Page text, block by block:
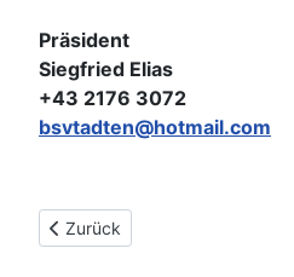
Präsident
Siegfried Elias
+43 2176 3072
bsvtadten@hotmail.com
Vorheriger Beitrag: BSV Stöttera
Zurück